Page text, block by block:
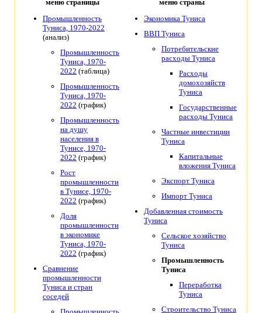
меню страницы
меню страны
Промышленность
Туниса, 1970-2022
(анализ)
Промышленность
Туниса, 1970-
2022 (таблица)
Промышленность
Туниса, 1970-
2022 (график)
Промышленность
на душу
населения в
Тунисе, 1970-
2022 (график)
Рост
промышленности
в Тунисе, 1970-
2022 (график)
Доля
промышленности
в экономике
Туниса, 1970-
2022 (график)
Сравнение
промышленности
Туниса и стран
соседей
Экономика Туниса
ВВП Туниса
Потребительские
расходы Туниса
Расходы
домохозяйств
Туниса
Государственные
расходы Туниса
Частные инвестиции
Туниса
Капитальные
вложения Туниса
Экспорт Туниса
Импорт Туниса
Добавленная стоимость
Туниса
Сельское хозяйство
Туниса
Промышленность
Туниса
Переработка
Туниса
Строительство Туниса